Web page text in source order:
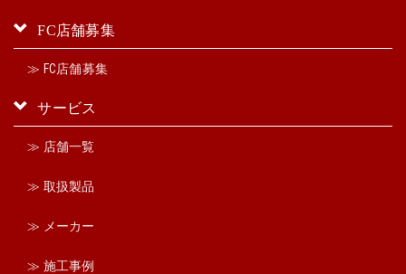
FC店舗募集
≫ FC店舗募集
サービス
≫ 店舗一覧
≫ 取扱製品
≫ メーカー
≫ 施工事例